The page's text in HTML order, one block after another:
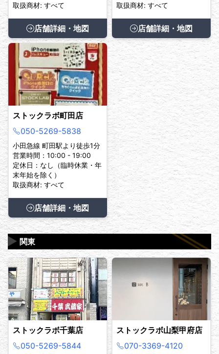
取扱商材: すべて
店舗詳細・地図
取扱商材: すべて
店舗詳細・地図
ストックラボ町田店
050-5269-5838
小田急線 町田駅より徒歩1分
営業時間：10:00 - 19:00
定休日：なし（臨時休業・年
末年始を除く）
取扱商材: すべて
店舗詳細・地図
関東
▶
ストックラボ千葉店
050-5269-5844
ストックラボ山梨甲府店
070-3369-4120